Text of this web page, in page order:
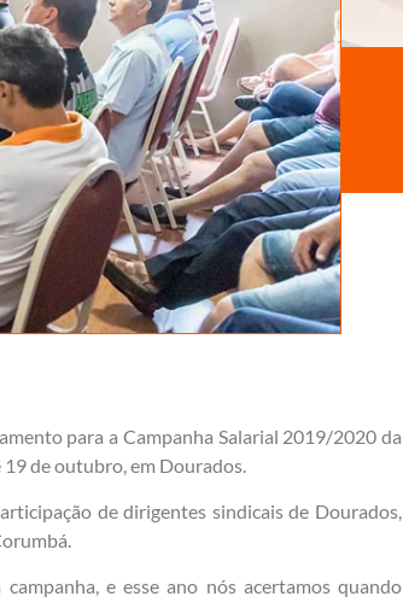
para a Campanha Salarial 2019/2020 da
de outubro, em Dourados.
de dirigentes sindicais de Dourados,
e esse ano nós acertamos quando